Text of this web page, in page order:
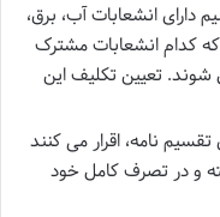
دارای انشعابات آب، برق،
کدام انشعابات مشترک
شوند. تعیین تکلیف این
نامه، اقرار می کنند
و در تصرف کامل خود